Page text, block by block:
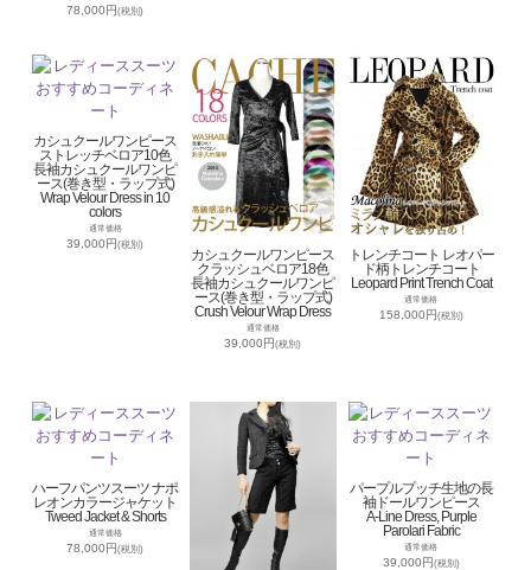
78,000円(税別)
カシュクールワンピース
ストレッチベロア10色
長袖カシュクールワンピ
ース(巻き型・ラップ式)
Wrap Velour Dress in 10
colors
通常価格
39,000円(税別)
カシュクールワンピース
クラッシュベロア18色
長袖カシュクールワンピ
ース(巻き型・ラップ式)
Crush Velour Wrap Dress
通常価格
39,000円(税別)
トレンチコート レオパー
ド柄トレンチコート
Leopard Print Trench Coat
通常価格
158,000円(税別)
ハーフパンツスーツ ナポ
レオンカラージャケット
Tweed Jacket & Shorts
通常価格
78,000円(税別)
パープルプッチ生地の長
袖ドールワンピース
A-Line Dress, Purple
Parolari Fabric
通常価格
39,000円(税別)